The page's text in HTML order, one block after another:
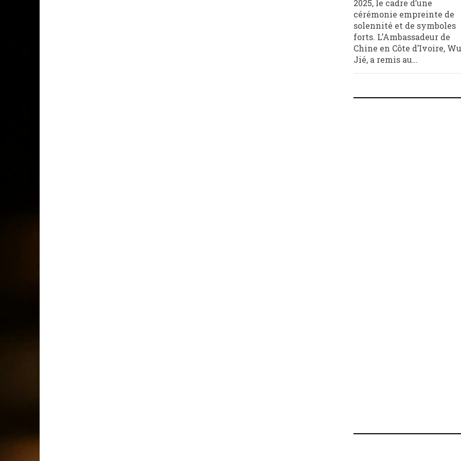
2025, le cadre d’une
cérémonie empreinte de
solennité et de symboles
forts. L’Ambassadeur de
Chine en Côte d’Ivoire, Wu
Jié, a remis au…